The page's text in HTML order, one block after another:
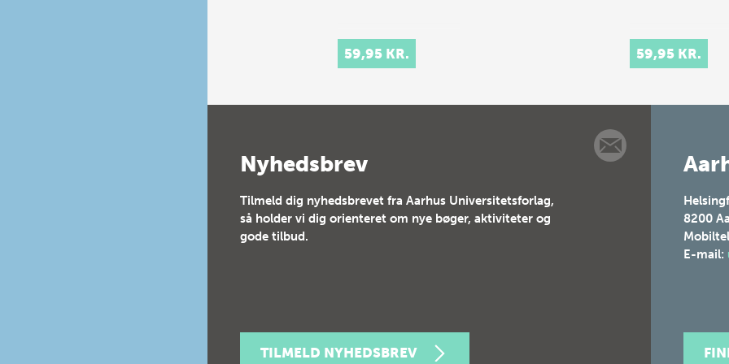
59,95 KR. 59,95 KR.
Nyhedsbrev
Tilmeld dig nyhedsbrevet fra Aarhus Universitetsforlag,
så holder vi dig orienteret om nye bøger, aktiviteter og
gode tilbud.
TILMELD NYHEDSBREV
8200
E-mail: